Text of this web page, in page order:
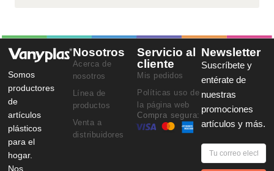
Somos
productores
de
artículos
plásticos
para el
hogar.
Nos
Nosotros
Acerca de
nosotros
Línea de
productos
Venta a
distribuidores
Servicio al
cliente
Mis pedidos
Políticas uso de
la página web
Compra segura:
Newsletter
Suscríbete y
entérate de
nuestras
promociones
artículos y más.